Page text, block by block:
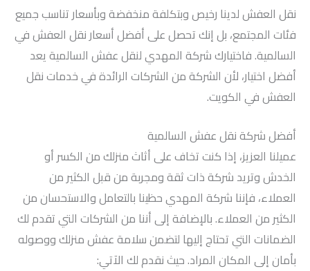
نقل العفش لدينا رخيص وبتكلفة منخفضة وبأسعار تناسب جميع
فئات المجتمع، بل إنك تحصل على أفضل أسعار نقل العفش في
السالمية. فاختيارك شركة المهدي لنقل عفش السالمية يعد
أفضل اختيار، لأن الشركة من الشركات الرائدة في خدمات نقل
العفش في الكويت.
أفضل شركة نقل عفش السالمية
عميلنا العزيز، إذا كنت تخاف على أثاث منزلك من الكسر أو
الخدش وتريد شركة ذات ثقة ومجربة من قبل الكثير من
العملاء، فإننا شركة المهدي حظينا بالتعامل والاستحسان من
الكثير من العملاء. بالإضافة إلى أننا من الشركات التي تقدم لك
الضمانات التي تحتاج إليها لتضمن سلامة عفش منزلك ووصوله
بأمان إلى المكان المراد. حيث نقدم لك الآتي: